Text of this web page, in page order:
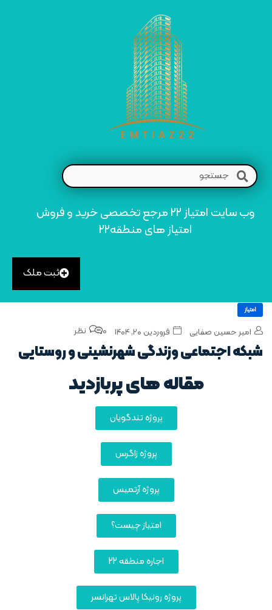
وب سایت امتیاز 22 مرجع تخصصی خرید و فروش
امتیاز های منطقه22
ثبت ملک
امتیاز
امیر حسین صفایی فروردین ۲۰, ۱۴۰۴ 0 نظر
شبکه‌ اجتماعی وزندگی شهرنشینی و روستایی
مقاله های پربازدید
پروژه تندگویان
پروژه زاگرس
پروژه آرتمیس
امتیاز چیست؟
اجاره منطقه 22
پروژه رونیکا پالاس تهرانسر